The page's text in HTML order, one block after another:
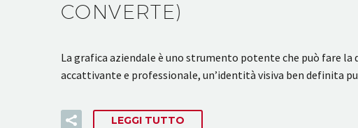
CONVERTE)
La grafica aziendale è uno strumento potente che può fare la
accattivante e professionale, un’identità visiva ben definita
LEGGI TUTTO